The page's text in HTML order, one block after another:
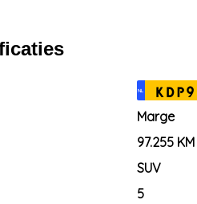
NL
Marge
97.255 KM
SUV
5